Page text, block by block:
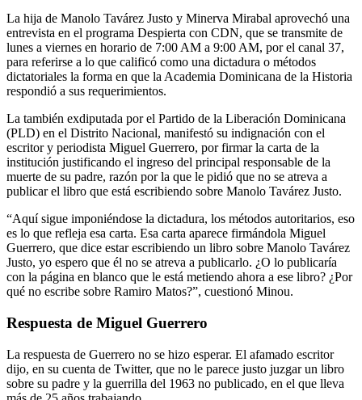
La hija de Manolo Tavárez Justo y Minerva Mirabal aprovechó una
entrevista en el programa Despierta con CDN, que se transmite de
lunes a viernes en horario de 7:00 AM a 9:00 AM, por el canal 37,
para referirse a lo que calificó como una dictadura o métodos
dictatoriales la forma en que la Academia Dominicana de la Historia
respondió a sus requerimientos.
La también exdiputada por el Partido de la Liberación Dominicana
(PLD) en el Distrito Nacional, manifestó su indignación con el
escritor y periodista Miguel Guerrero, por firmar la carta de la
institución justificando el ingreso del principal responsable de la
muerte de su padre, razón por la que le pidió que no se atreva a
publicar el libro que está escribiendo sobre Manolo Tavárez Justo.
“Aquí sigue imponiéndose la dictadura, los métodos autoritarios, eso
es lo que refleja esa carta. Esa carta aparece firmándola Miguel
Guerrero, que dice estar escribiendo un libro sobre Manolo Tavárez
Justo, yo espero que él no se atreva a publicarlo. ¿O lo publicaría
con la página en blanco que le está metiendo ahora a ese libro? ¿Por
qué no escribe sobre Ramiro Matos?”, cuestionó Minou.
Respuesta de Miguel Guerrero
La respuesta de Guerrero no se hizo esperar. El afamado escritor
dijo, en su cuenta de Twitter, que no le parece justo juzgar un libro
sobre su padre y la guerrilla del 1963 no publicado, en el que lleva